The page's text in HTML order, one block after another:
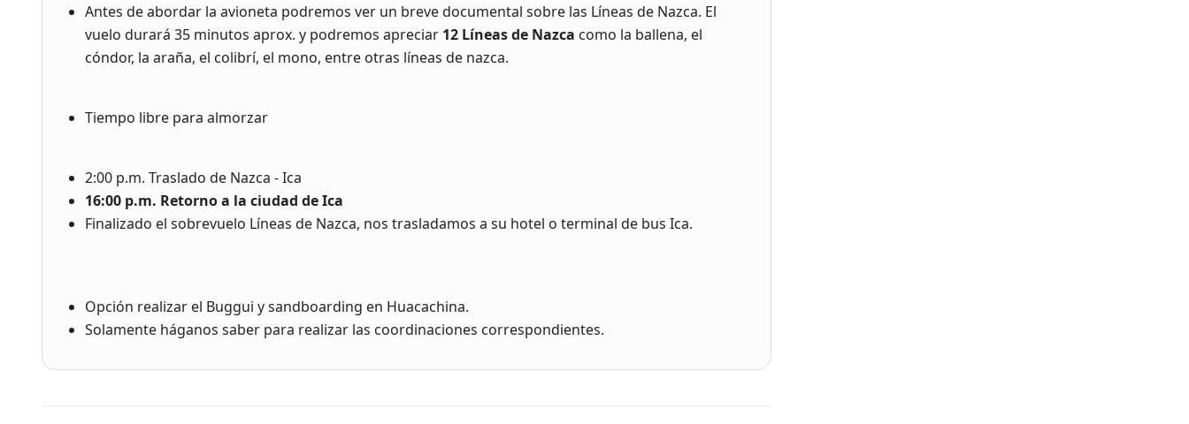
Antes de abordar la avioneta podremos ver un breve documental sobre las Líneas de Nazca. El
vuelo durará 35 minutos aprox. y podremos apreciar 12 Líneas de Nazca como la ballena, el
cóndor, la araña, el colibrí, el mono, entre otras líneas de nazca.
Tiempo libre para almorzar
2:00 p.m. Traslado de Nazca - Ica
16:00 p.m. Retorno a la ciudad de Ica
Finalizado el sobrevuelo Líneas de Nazca, nos trasladamos a su hotel o terminal de bus Ica.
Opción realizar el Buggui y sandboarding en Huacachina.
Solamente háganos saber para realizar las coordinaciones correspondientes.